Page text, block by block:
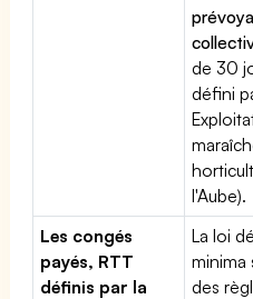
de 30
défini
l'Aube).
Les congés
payés, RTT
définis par la
La loi
minima
des